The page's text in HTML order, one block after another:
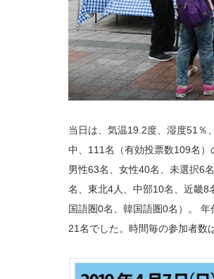
当日は、気温19.2度、湿度51％
中、111名（有効投票数109名）
男性63名、女性40名、未選択6
名、東北4人、中部10名、近畿8
国語圏0名、韓国語圏0名）。
21名でした。時間毎の参加者数